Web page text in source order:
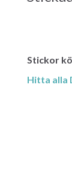
Stickor
Hitta alla